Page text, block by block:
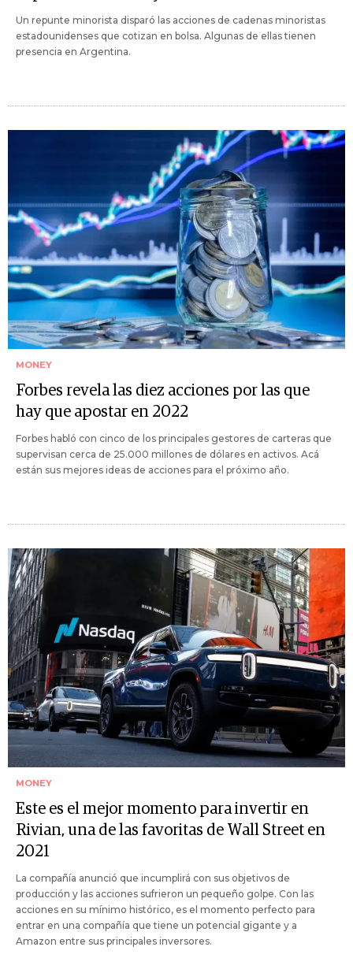
Un repunte minorista disparó las acciones de cadenas minoristas
estadounidenses que cotizan en bolsa. Algunas de ellas tienen
presencia en Argentina.
MONEY
Forbes revela las diez acciones por las que
hay que apostar en 2022
Forbes habló con cinco de los principales gestores de carteras que
supervisan cerca de 25.000 millones de dólares en activos. Acá
están sus mejores ideas de acciones para el próximo año.
MONEY
Este es el mejor momento para invertir en
Rivian, una de las favoritas de Wall Street en
2021
La compañía anunció que incumplirá con sus objetivos de
producción y las acciones sufrieron un pequeño golpe. Con las
acciones en su mínimo histórico, es el momento perfecto para
entrar en una compañía que tiene un potencial gigante y a
Amazon entre sus principales inversores.